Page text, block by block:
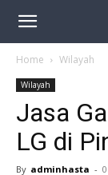
Home Wilayah
Wilayah
Jasa
LG di
By adminhasta -